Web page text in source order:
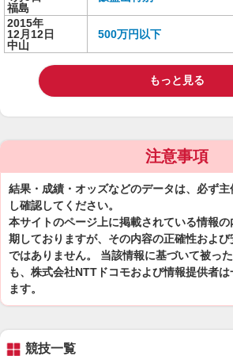
福島
2015年
12月12日
中山
500万円以下
もっと見る
注意事項
結果・成績・オッズなどのデータは、必ず
し確認してください。
本サイトのページ上に掲載されている情報
期しておりますが、その内容の正確性およ
ではありません。 当該情報に基づいて被っ
も、株式会社NTTドコモおよび情報提供者
ます。
競技一覧